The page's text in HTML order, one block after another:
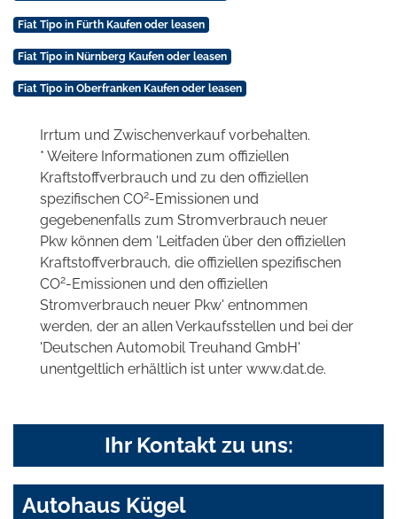
Fiat Tipo in Fürth Kaufen oder leasen
Fiat Tipo in Nürnberg Kaufen oder leasen
Fiat Tipo in Oberfranken Kaufen oder leasen
Irrtum und Zwischenverkauf vorbehalten.
* Weitere Informationen zum offiziellen
Kraftstoffverbrauch und zu den offiziellen
spezifischen CO2-Emissionen und
gegebenenfalls zum Stromverbrauch neuer
Pkw können dem 'Leitfaden über den offiziellen
Kraftstoffverbrauch, die offiziellen spezifischen
CO2-Emissionen und den offiziellen
Stromverbrauch neuer Pkw' entnommen
werden, der an allen Verkaufsstellen und bei der
'Deutschen Automobil Treuhand GmbH'
unentgeltlich erhältlich ist unter www.dat.de.
Ihr Kontakt zu uns:
Autohaus Kügel